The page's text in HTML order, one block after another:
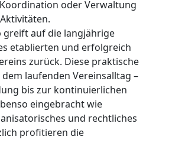
oder Verwaltung
greift auf die langjährige
etablierten und erfolgreich
zurück. Diese praktische
laufenden Vereinsalltag –
bis zur kontinuierlichen
eingebracht wie
und rechtliches
profitieren die